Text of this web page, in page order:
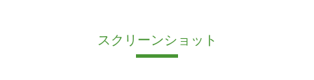
スクリーンショット